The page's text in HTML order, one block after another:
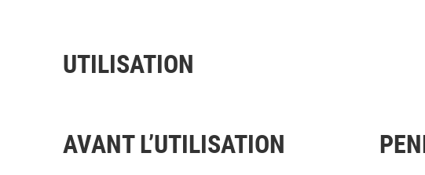
UTILISATION
AVANT L’UTILISATION